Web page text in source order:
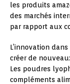
les produits
des marchés
par rapport aux
L’innovation
créer de
Les poudres
compléments